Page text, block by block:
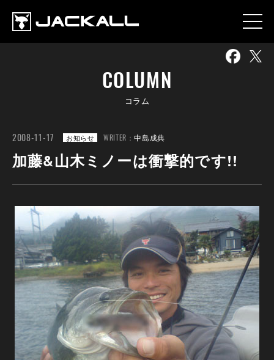
COLUMN
コラム
2008-11-17 お知らせ WRITER：中島成典
加藤&山木ミノーは衝撃的です!!